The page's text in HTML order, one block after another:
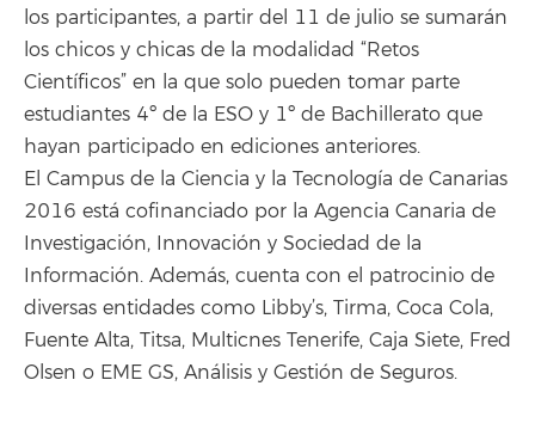
los participantes, a partir del 11 de julio se sumarán
los chicos y chicas de la modalidad “Retos
Científicos” en la que solo pueden tomar parte
estudiantes 4º de la ESO y 1º de Bachillerato que
hayan participado en ediciones anteriores.
El Campus de la Ciencia y la Tecnología de Canarias
2016 está cofinanciado por la Agencia Canaria de
Investigación, Innovación y Sociedad de la
Información. Además, cuenta con el patrocinio de
diversas entidades como Libby’s, Tirma, Coca Cola,
Fuente Alta, Titsa, Multicnes Tenerife, Caja Siete, Fred
Olsen o EME GS, Análisis y Gestión de Seguros.